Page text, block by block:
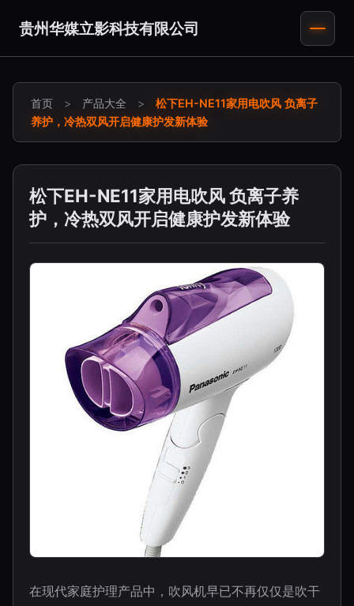
贵州华媒立影科技有限公司
首页 > 产品大全 >
松下EH-NE11家用电吹风 负离子
养护，冷热双风开启健康护发新体验
松下EH-NE11家用电吹风 负离子养
护，冷热双风开启健康护发新体验
在现代家庭护理产品中，吹风机早已不再仅仅是吹干